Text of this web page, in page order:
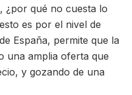
¿por qué no cuesta lo
es por el nivel de
España, permite que la
una amplia oferta que
y gozando de una